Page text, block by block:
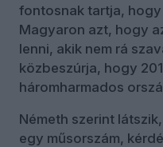
fontosnak tartja,
Magyaron azt, hogy
lenni, akik nem rá
közbeszúrja, hogy
háromharmados
Németh szerint
egy műsorszám,